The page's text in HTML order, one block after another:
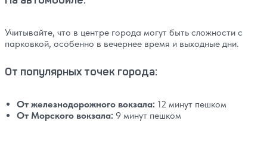
Учитывайте, что в центре города могут быть сложности с
парковкой, особенно в вечернее время и выходные дни.
От популярных точек города:
От железнодорожного вокзала: 12 минут пешком
От Морского вокзала: 9 минут пешком